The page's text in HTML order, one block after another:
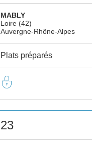
MABLY
Loire (42)
Auvergne-Rhône-Alpes
Plats préparés
23